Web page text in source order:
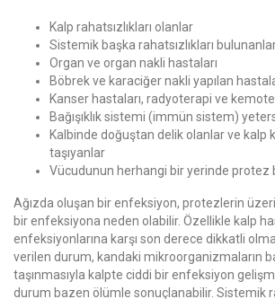
Kalp rahatsızlıkları olanlar
Sistemik başka rahatsızlıkları
Organ ve organ nakli hastaları
Böbrek ve karaciğer nakli yapılan
Kanser hastaları, radyoterapi ve
Bağışıklık sistemi (immün sistem)
Kalbinde doğuştan delik olanlar ve kalp
taşıyanlar
Vücudunun herhangi bir yerinde protez
Ağızda oluşan bir enfeksiyon, protezlerin
bir enfeksiyona neden olabilir. Özellikle kalp
enfeksiyonlarına karşı son derece dikkatli
verilen durum, kandaki mikroorganizmaların
taşınmasıyla kalpte ciddi bir enfeksiyon
durum bazen ölümle sonuçlanabilir. Sistemik